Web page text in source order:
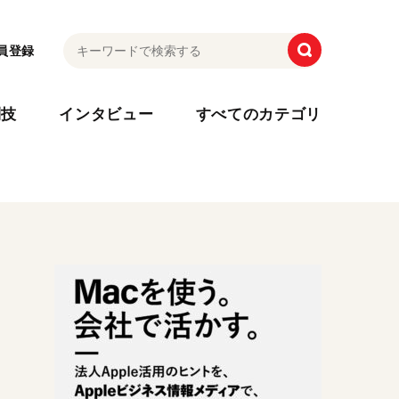
登録
インタビュー すべてのカテゴリ